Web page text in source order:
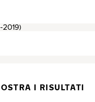
I RISULTATI